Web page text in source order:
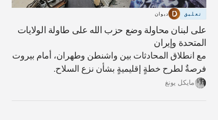
تعليق ديوان
على لبنان محاولة وضع حزب الله على طاولة الولايات
المتحدة وإيران
مع انطلاق المحادثات بين واشنطن وطهران، أمام بيروت
فرصةٌ لطرح خطةٍ إقليميةٍ بشأن نزع السلاح.
مايكل يونغ